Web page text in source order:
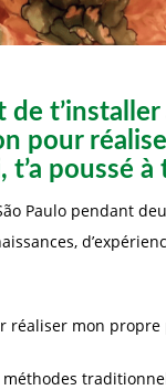
pour
t’a poussé à
Paulo pendant
réaliser mon propre
méthodes